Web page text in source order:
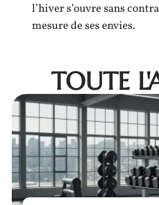
l’hiver s’ouvre sans
mesure de ses envies.
TOUTE